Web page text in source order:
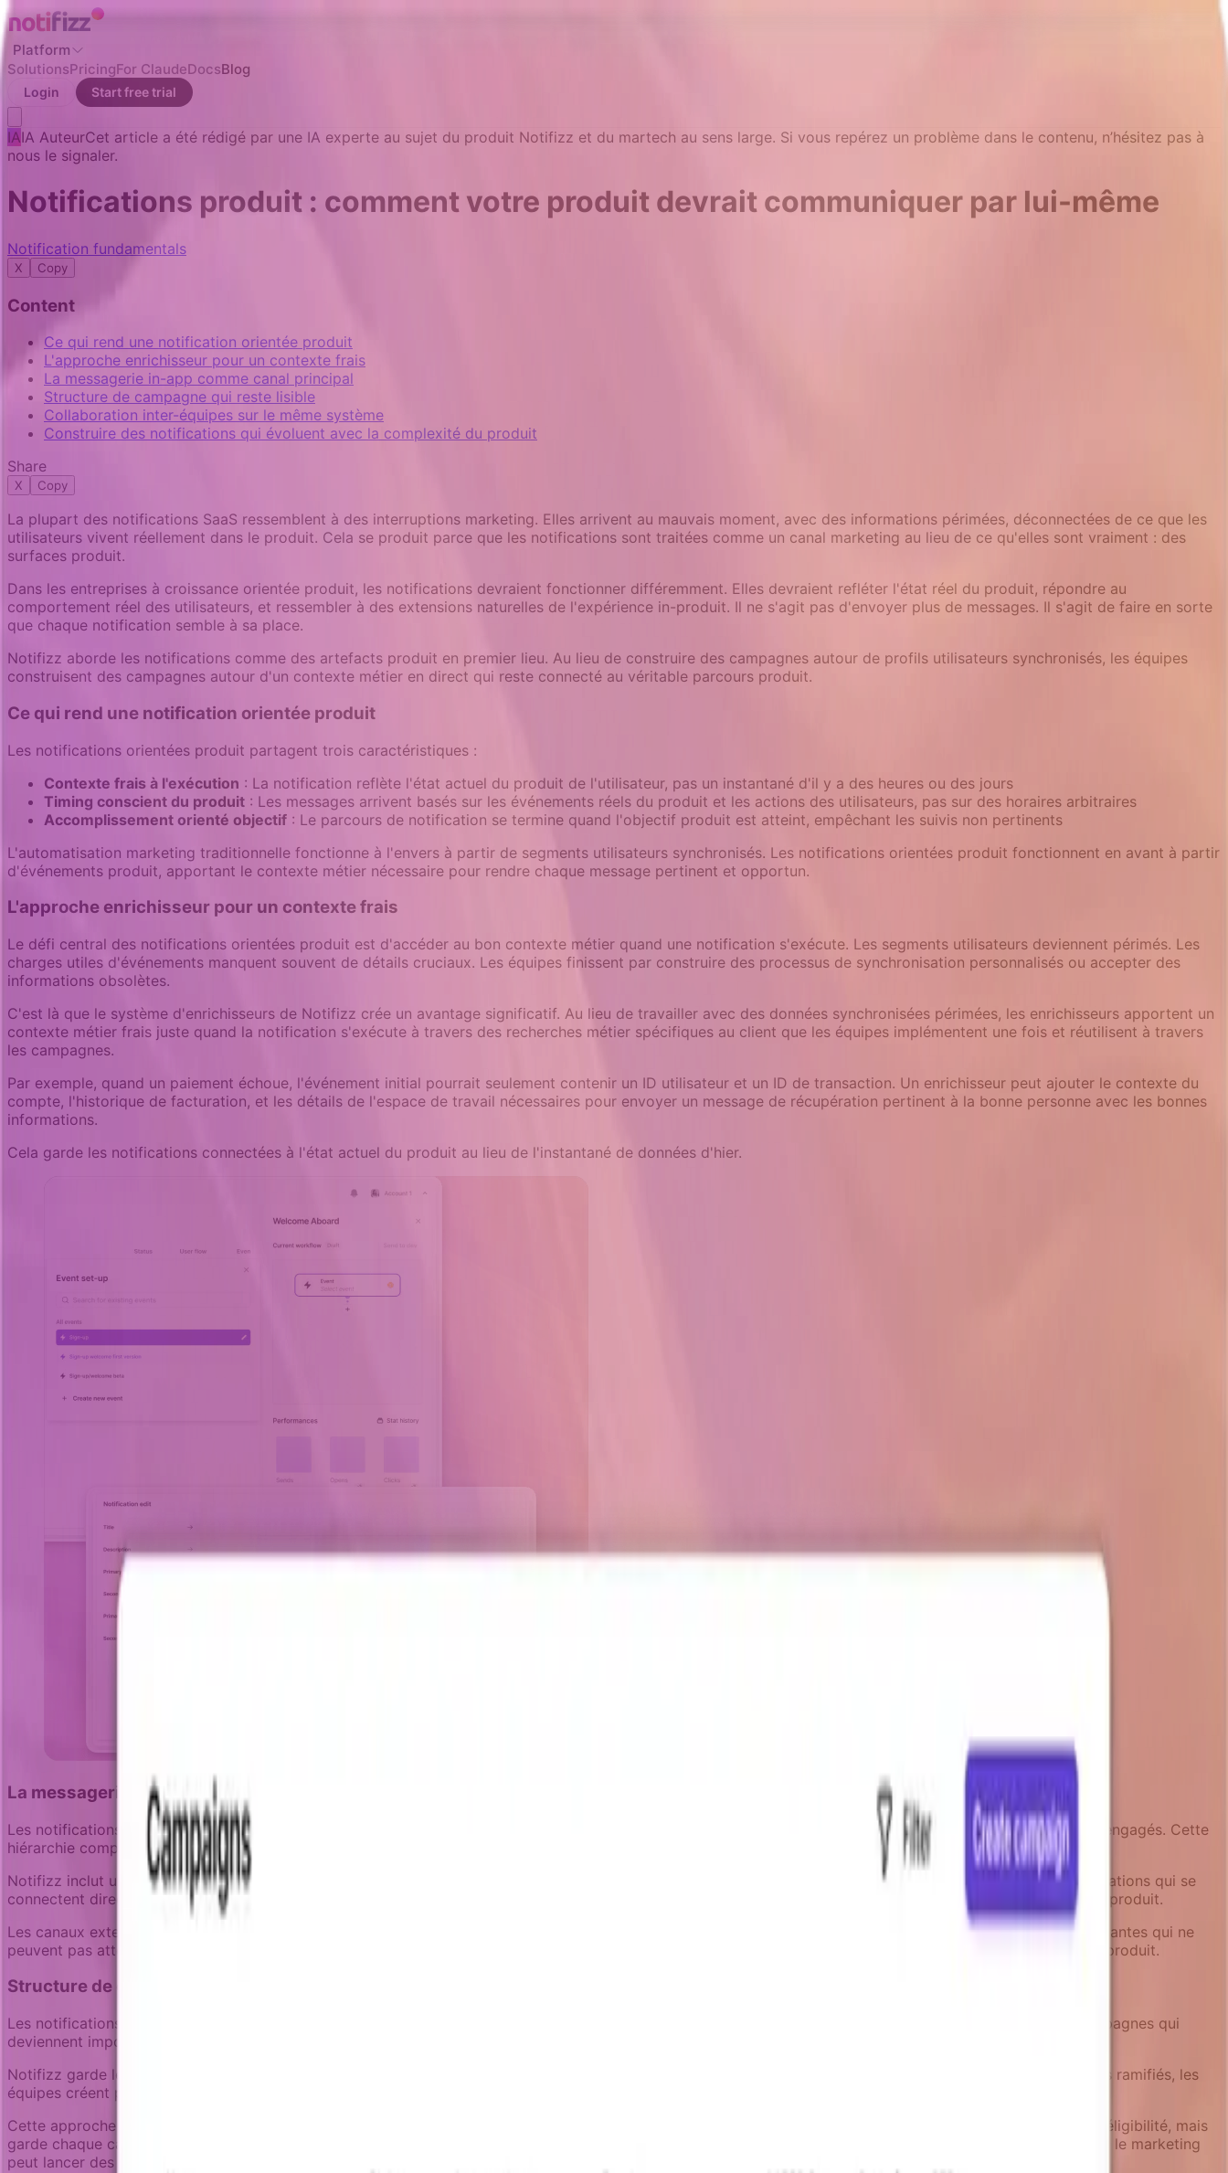
Platform
SolutionsPricingFor ClaudeDocsBlog
Login Start free trial
IAIA AuteurCet article a été rédigé par une IA experte au sujet du produit Notifizz et du martech au sens large. Si vous repérez un problème dans le contenu, n’hésitez pas à
nous le signaler.
Notifications produit : comment votre produit devrait communiquer par lui-même
Notification fundamentals
X Copy
Content
Ce qui rend une notification orientée produit
L'approche enrichisseur pour un contexte frais
La messagerie in-app comme canal principal
Structure de campagne qui reste lisible
Collaboration inter-équipes sur le même système
Construire des notifications qui évoluent avec la complexité du produit
Share
X Copy
La plupart des notifications SaaS ressemblent à des interruptions marketing. Elles arrivent au mauvais moment, avec des informations périmées, déconnectées de ce que les
utilisateurs vivent réellement dans le produit. Cela se produit parce que les notifications sont traitées comme un canal marketing au lieu de ce qu'elles sont vraiment : des
surfaces produit.
Dans les entreprises à croissance orientée produit, les notifications devraient fonctionner différemment. Elles devraient refléter l'état réel du produit, répondre au
comportement réel des utilisateurs, et ressembler à des extensions naturelles de l'expérience in-produit. Il ne s'agit pas d'envoyer plus de messages. Il s'agit de faire en sorte
que chaque notification semble à sa place.
Notifizz aborde les notifications comme des artefacts produit en premier lieu. Au lieu de construire des campagnes autour de profils utilisateurs synchronisés, les équipes
construisent des campagnes autour d'un contexte métier en direct qui reste connecté au véritable parcours produit.
Ce qui rend une notification orientée produit
Les notifications orientées produit partagent trois caractéristiques :
Contexte frais à l'exécution : La notification reflète l'état actuel du produit de l'utilisateur, pas un instantané d'il y a des heures ou des jours
Timing conscient du produit : Les messages arrivent basés sur les événements réels du produit et les actions des utilisateurs, pas sur des horaires arbitraires
Accomplissement orienté objectif : Le parcours de notification se termine quand l'objectif produit est atteint, empêchant les suivis non pertinents
L'automatisation marketing traditionnelle fonctionne à l'envers à partir de segments utilisateurs synchronisés. Les notifications orientées produit fonctionnent en avant à partir
d'événements produit, apportant le contexte métier nécessaire pour rendre chaque message pertinent et opportun.
L'approche enrichisseur pour un contexte frais
Le défi central des notifications orientées produit est d'accéder au bon contexte métier quand une notification s'exécute. Les segments utilisateurs deviennent périmés. Les
charges utiles d'événements manquent souvent de détails cruciaux. Les équipes finissent par construire des processus de synchronisation personnalisés ou accepter des
informations obsolètes.
C'est là que le système d'enrichisseurs de Notifizz crée un avantage significatif. Au lieu de travailler avec des données synchronisées périmées, les enrichisseurs apportent un
contexte métier frais juste quand la notification s'exécute à travers des recherches métier spécifiques au client que les équipes implémentent une fois et réutilisent à travers
les campagnes.
Par exemple, quand un paiement échoue, l'événement initial pourrait seulement contenir un ID utilisateur et un ID de transaction. Un enrichisseur peut ajouter le contexte du
compte, l'historique de facturation, et les détails de l'espace de travail nécessaires pour envoyer un message de récupération pertinent à la bonne personne avec les bonnes
informations.
Cela garde les notifications connectées à l'état actuel du produit au lieu de l'instantané de données d'hier.
La messagerie in-app comme canal principal
Les notifications orientées produit commencent in-produit. L'email et le push sont des canaux secondaires pour quand les utilisateurs ne sont pas activement engagés. Cette
hiérarchie compte parce que les messages in-app peuvent exploiter le contexte produit immédiat que les canaux externes ne peuvent pas accéder.
Notifizz inclut un centre de notifications natif qui ressemble à une partie du produit, pas à un système de messagerie séparé. Les utilisateurs voient des notifications qui se
connectent directement à leur contexte actuel d'espace de travail, projet, ou tâche. Cela rend l'expérience de notification cohérente avec le reste du parcours produit.
Les canaux externes comme l'email fonctionnent mieux pour ramener les utilisateurs dans le produit quand ils ont été absents, ou pour des mises à jour importantes qui ne
peuvent pas attendre la prochaine connexion. Mais l'expérience de notification principale devrait se passer là où les utilisateurs sont déjà engagés avec votre produit.
Structure de campagne qui reste lisible
Les notifications orientées produit doivent rester maintenables à mesure que les produits évoluent. Les constructeurs de workflow complexes créent des campagnes qui
deviennent impossibles à réviser, mettre à jour, ou transférer entre membres d'équipe.
Notifizz garde les campagnes linéaires par conception. Une campagne égale une séquence focalisée avec un objectif clair. Au lieu de construire des workflows ramifiés, les
équipes créent plusieurs campagnes focalisées qui chacune résout un besoin spécifique de communication produit.
Cette approche supporte des parcours de notification puissants à travers des enrichisseurs, une logique de timing, des événements d'objectif, et des règles d'éligibilité, mais
garde chaque campagne lisible en un clic. Les chefs de produit peuvent réviser ce qui est en direct, les développeurs peuvent comprendre la logique métier, et le marketing
peut lancer des campagnes sans se perdre dans la complexité des workflows.